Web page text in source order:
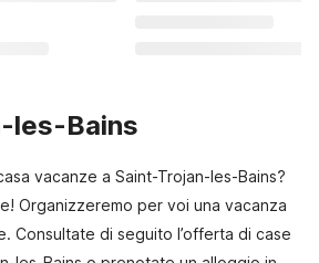
les-Bains
vacanze a Saint-Trojan-les-Bains?
Organizzeremo per voi una vacanza
Consultate di seguito l’offerta di case